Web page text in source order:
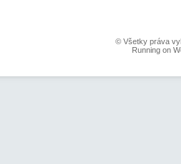
© Všetky práva
Running on